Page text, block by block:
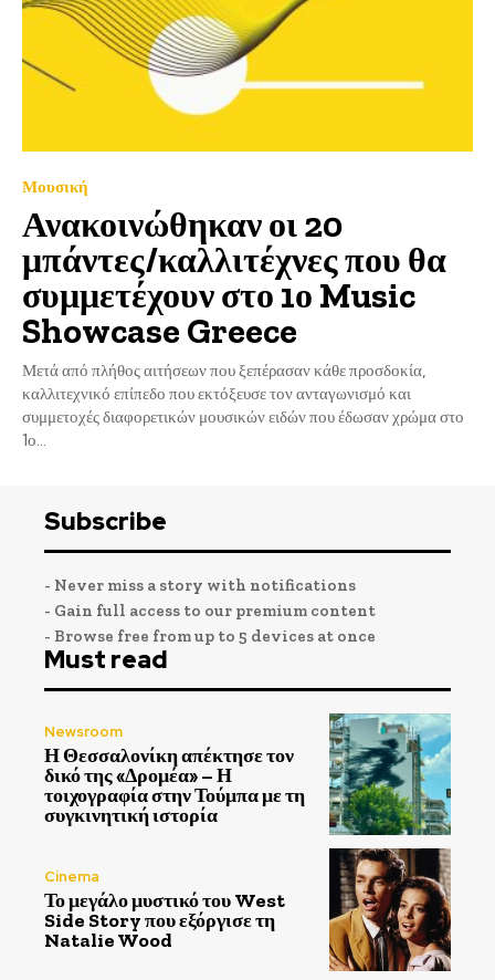
Μουσική
Ανακοινώθηκαν οι 20
μπάντες/καλλιτέχνες που θα
συμμετέχουν στο 1ο Music
Showcase Greece
Μετά από πλήθος αιτήσεων που ξεπέρασαν κάθε προσδοκία,
καλλιτεχνικό επίπεδο που εκτόξευσε τον ανταγωνισμό και
συμμετοχές διαφορετικών μουσικών ειδών που έδωσαν χρώμα στο
1ο...
Subscribe
- Never miss a story with notifications
- Gain full access to our premium content
- Browse free from up to 5 devices at once
Must read
Newsroom
Η Θεσσαλονίκη απέκτησε τον
δικό της «Δρομέα» – Η
τοιχογραφία στην Τούμπα με τη
συγκινητική ιστορία
Cinema
Το μεγάλο μυστικό του West
Side Story που εξόργισε τη
Natalie Wood